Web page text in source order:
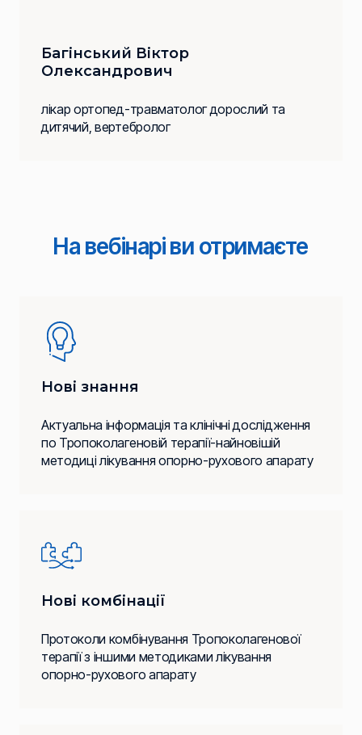
Багінський Віктор
Олександрович
лікар ортопед-травматолог дорослий та
дитячий, вертебролог
На вебінарі ви отримаєте
Нові знання
Актуальна інформація та клінічні дослідження
по Тропоколагеновій терапії-найновішій
методиці лікування опорно-рухового апарату
Нові комбінації
Протоколи комбінування Тропоколагенової
терапії з іншими методиками лікування
опорно-рухового апарату